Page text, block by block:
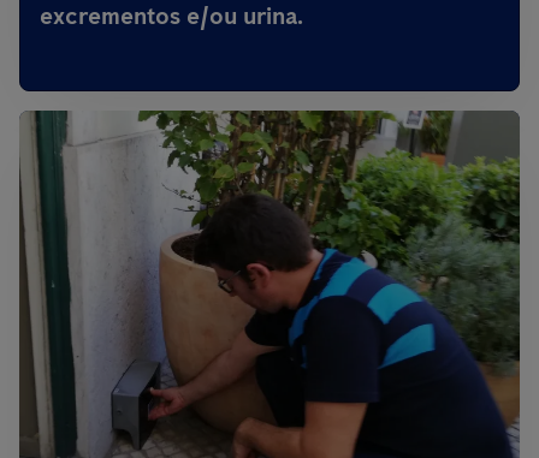
excrementos e/ou urina.